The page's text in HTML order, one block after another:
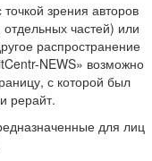
зрения авторов
отдельных частей) или
распространение
NEWS» возможно
с которой был
рерайт.
для лиц